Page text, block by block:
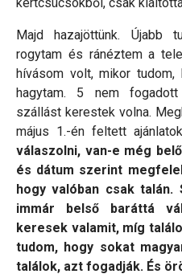
Majd hazajöttünk. Újabb
rogytam és ránéztem a
hívásom volt, mikor tudom,
hagytam. 5 nem
szállást kerestek volna.
május 1.-én feltett
válaszolni, van-e még
és dátum szerint
hogy valóban csak
immár belső baráttá
keresek valamit, míg
tudom, hogy sokat
találok, azt fogadják. És